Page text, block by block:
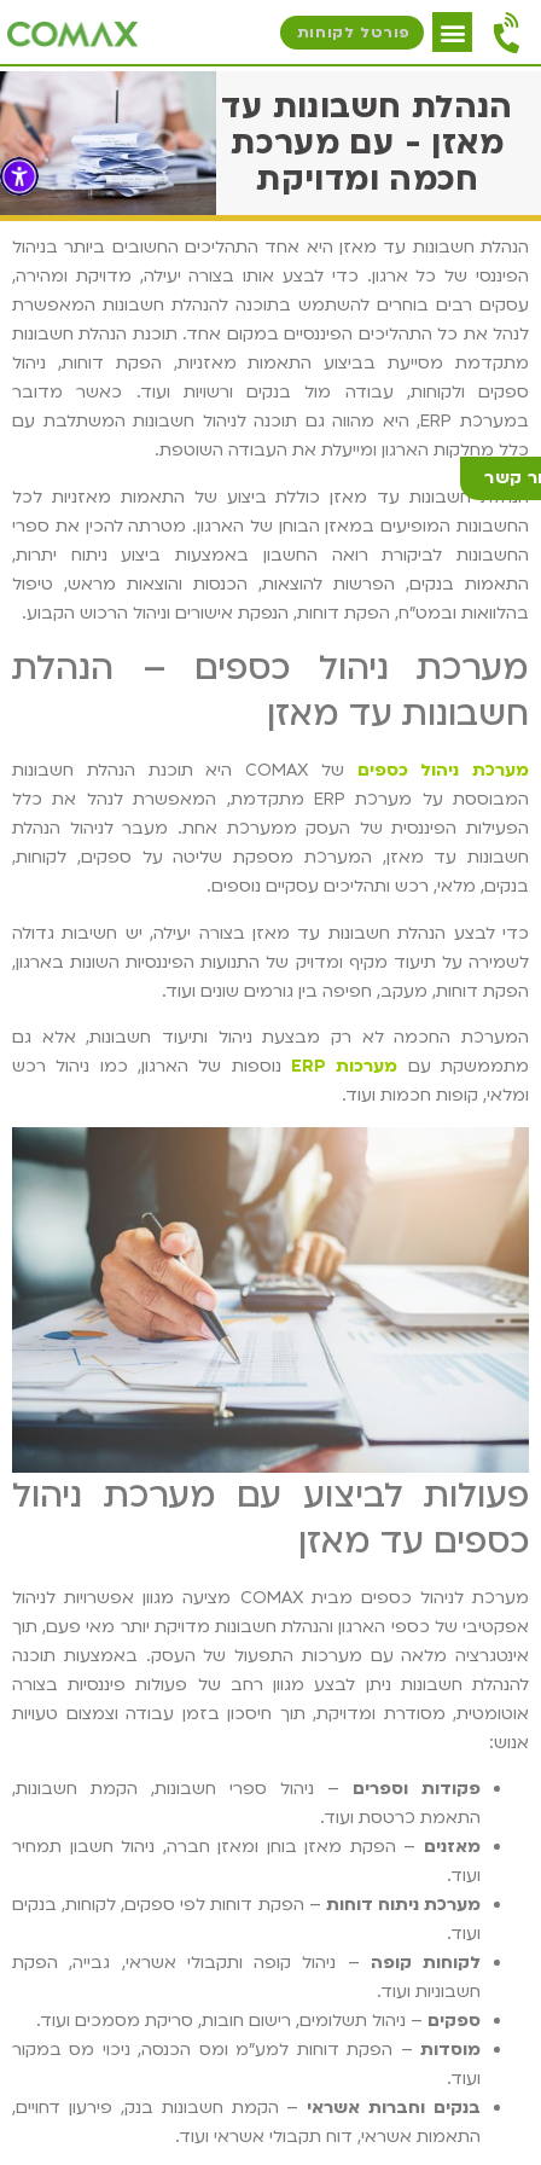
פורטל לקוחות
קשר
הנהלת חשבונות עד
מאזן - עם מערכת
חכמה ומדויקת
הנהלת חשבונות עד מאזן היא אחד התהליכים החשובים ביותר בניהול
הפיננסי של כל ארגון. כדי לבצע אותו בצורה יעילה, מדויקת ומהירה,
עסקים רבים בוחרים להשתמש בתוכנה להנהלת חשבונות המאפשרת
לנהל את כל התהליכים הפיננסיים במקום אחד. תוכנת הנהלת חשבונות
מתקדמת מסייעת בביצוע התאמות מאזניות, הפקת דוחות, ניהול
ספקים ולקוחות, עבודה מול בנקים ורשויות ועוד. כאשר מדובר
במערכת ERP, היא מהווה גם תוכנה לניהול חשבונות המשתלבת עם
כלל מחלקות הארגון ומייעלת את העבודה השוטפת.
הנהלת חשבונות עד מאזן כוללת ביצוע של התאמות מאזניות לכל
החשבונות המופיעים במאזן הבוחן של הארגון. מטרתה להכין את ספרי
החשבונות לביקורת רואה החשבון באמצעות ביצוע ניתוח יתרות,
התאמות בנקים, הפרשות להוצאות, הכנסות והוצאות מראש, טיפול
בהלוואות ובמט"ח, הפקת דוחות, הנפקת אישורים וניהול הרכוש הקבוע.
מערכת ניהול כספים – הנהלת
חשבונות עד מאזן
מערכת ניהול כספים
של COMAX היא תוכנת הנהלת חשבונות
המבוססת על מערכת ERP מתקדמת, המאפשרת לנהל את כלל
הפעילות הפיננסית של העסק ממערכת אחת. מעבר לניהול הנהלת
חשבונות עד מאזן, המערכת מספקת שליטה על ספקים, לקוחות,
בנקים, מלאי, רכש ותהליכים עסקיים נוספים.
כדי לבצע הנהלת חשבונות עד מאזן בצורה יעילה, יש חשיבות גדולה
לשמירה על תיעוד מקיף ומדויק של התנועות הפיננסיות השונות בארגון,
הפקת דוחות, מעקב, חפיפה בין גורמים שונים ועוד.
המערכת החכמה לא רק מבצעת ניהול ותיעוד חשבונות, אלא גם
מתממשקת עם מערכות ERP
נוספות של הארגון, כמו ניהול רכש
ומלאי, קופות חכמות ועוד.
פעולות לביצוע עם מערכת ניהול
כספים עד מאזן
מערכת לניהול כספים מבית COMAX מציעה מגוון אפשרויות לניהול
אפקטיבי של כספי הארגון והנהלת חשבונות מדויקת יותר מאי פעם, תוך
אינטגרציה מלאה עם מערכות התפעול של העסק. באמצעות תוכנה
להנהלת חשבונות ניתן לבצע מגוון רחב של פעולות פיננסיות בצורה
אוטומטית, מסודרת ומדויקת, תוך חיסכון בזמן עבודה וצמצום טעויות
אנוש:
פקודות וספרים – ניהול ספרי חשבונות, הקמת חשבונות,
התאמת כרטסת ועוד.
מאזנים – הפקת מאזן בוחן ומאזן חברה, ניהול חשבון תמחיר
ועוד.
מערכת ניתוח דוחות – הפקת דוחות לפי ספקים, לקוחות, בנקים
ועוד.
לקוחות קופה – ניהול קופה ותקבולי אשראי, גבייה, הפקת
חשבוניות ועוד.
ספקים – ניהול תשלומים, רישום חובות, סריקת מסמכים ועוד.
מוסדות– הפקת דוחות למע"מ ומס הכנסה, ניכוי מס במקור
ועוד.
בנקים וחברות אשראי – הקמת חשבונות בנק, פירעון דחויים,
התאמות אשראי, דוח תקבולי אשראי ועוד.